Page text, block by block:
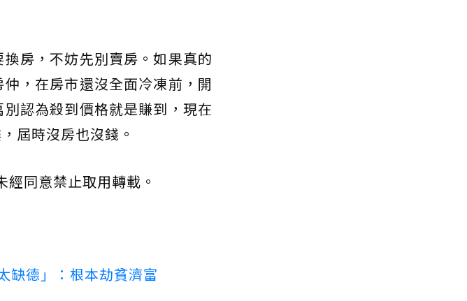
房，不妨先別賣房。如果真的
，在房市還沒全面冷凍前，開
認為殺到價格就是賺到，現在
屆時沒房也沒錢。
經同意禁止取用轉載。
缺德」：根本劫貧濟富